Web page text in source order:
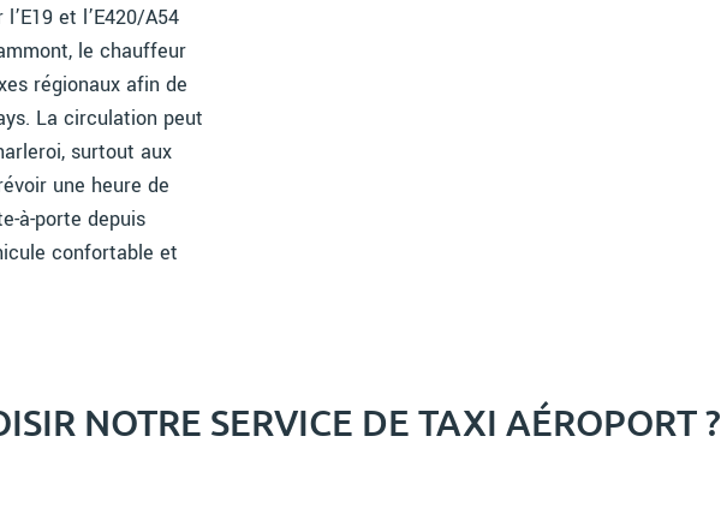
et l’E420/A54
le chauffeur
régionaux afin de
La circulation peut
surtout aux
une heure de
à-porte depuis
confortable et
NOTRE SERVICE DE TAXI AÉROPORT ?